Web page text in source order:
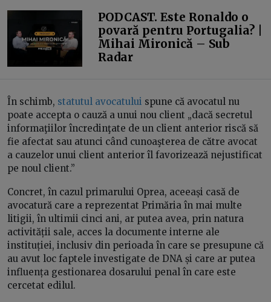
PODCAST. Este Ronaldo o
povară pentru Portugalia? |
Mihai Mironică – Sub
Radar
În schimb, statutul avocatului spune că avocatul nu
poate accepta o cauză a unui nou client „dacă secretul
informaţiilor încredinţate de un client anterior riscă să
fie afectat sau atunci când cunoaşterea de către avocat
a cauzelor unui client anterior îl favorizează nejustificat
pe noul client.”
Concret, în cazul primarului Oprea, aceeași casă de
avocatură care a reprezentat Primăria în mai multe
litigii, în ultimii cinci ani, ar putea avea, prin natura
activității sale, acces la documente interne ale
instituției, inclusiv din perioada în care se presupune că
au avut loc faptele investigate de DNA și care ar putea
influența gestionarea dosarului penal în care este
cercetat edilul.